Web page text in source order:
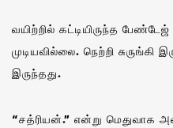
வயிற்றில் கட்டியிருந்த
முடியவில்லை. நெற்றி சுருங்கி
இருந்தது.
“சத்ரியன்.” என்று